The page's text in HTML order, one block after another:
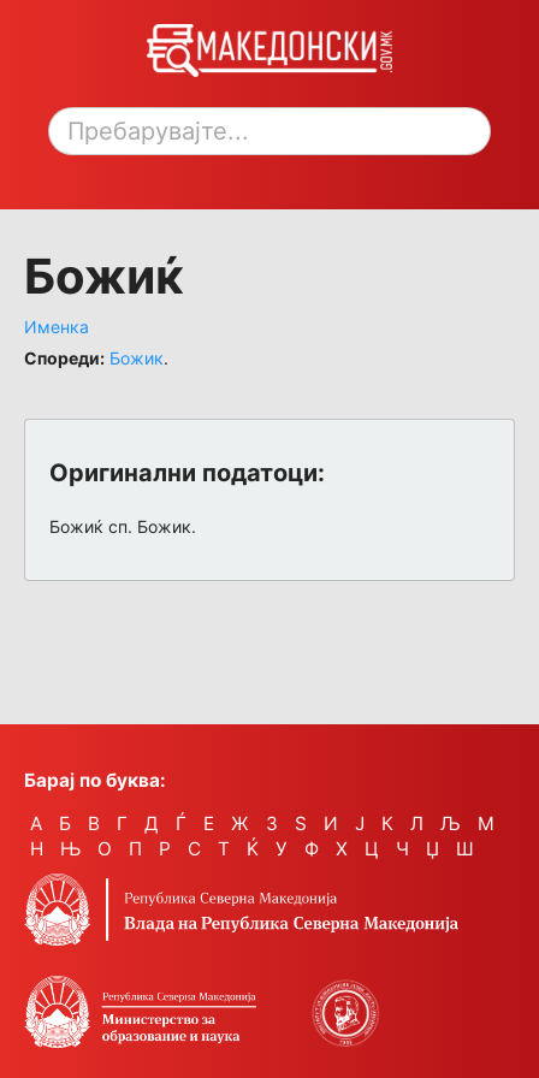
Toggle sidebar
Божиќ
Именка
Спореди: Божик.
Оригинални податоци:
Божиќ сп. Божик.
Барај по буква:
А
Б В Г Д Ѓ Е Ж З Ѕ И Ј К Л Љ
М
Н
Њ О П Р С Т Ќ У Ф Х Ц Ч Џ Ш